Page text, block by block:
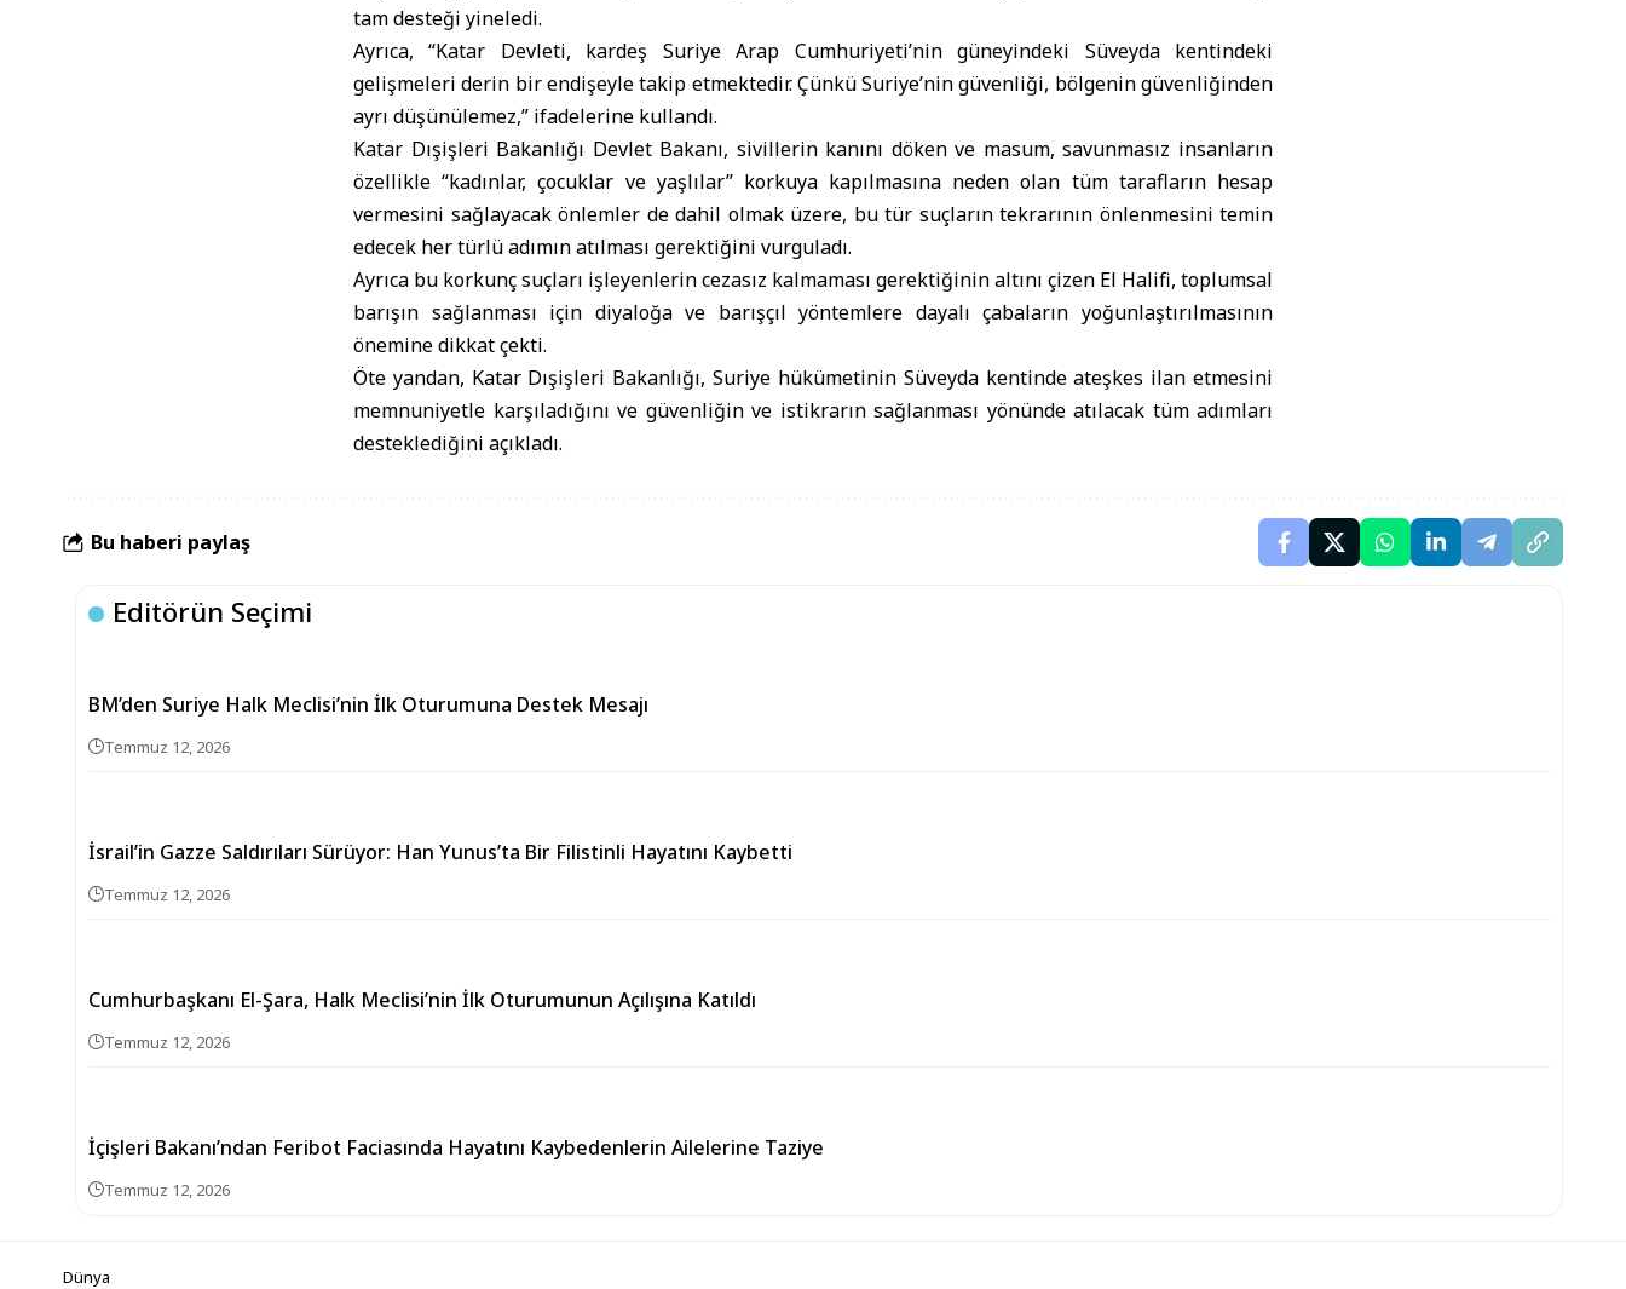
tam desteği yineledi.
Ayrıca, “Katar Devleti, kardeş Suriye Arap Cumhuriyeti’nin güneyindeki Süveyda kentindeki
gelişmeleri derin bir endişeyle takip etmektedir. Çünkü Suriye’nin güvenliği, bölgenin güvenliğinden
ayrı düşünülemez,” ifadelerine kullandı.
Katar Dışişleri Bakanlığı Devlet Bakanı, sivillerin kanını döken ve masum, savunmasız insanların
özellikle “kadınlar, çocuklar ve yaşlılar” korkuya kapılmasına neden olan tüm tarafların hesap
vermesini sağlayacak önlemler de dahil olmak üzere, bu tür suçların tekrarının önlenmesini temin
edecek her türlü adımın atılması gerektiğini vurguladı.
Ayrıca bu korkunç suçları işleyenlerin cezasız kalmaması gerektiğinin altını çizen El Halifi, toplumsal
barışın sağlanması için diyaloğa ve barışçıl yöntemlere dayalı çabaların yoğunlaştırılmasının
önemine dikkat çekti.
Öte yandan, Katar Dışişleri Bakanlığı, Suriye hükümetinin Süveyda kentinde ateşkes ilan etmesini
memnuniyetle karşıladığını ve güvenliğin ve istikrarın sağlanması yönünde atılacak tüm adımları
desteklediğini açıkladı.
Bu haberi paylaş
Editörün Seçimi
BM’den Suriye Halk Meclisi’nin İlk Oturumuna Destek Mesajı
Temmuz 12, 2026
İsrail’in Gazze Saldırıları Sürüyor: Han Yunus’ta Bir Filistinli Hayatını Kaybetti
Temmuz 12, 2026
Cumhurbaşkanı El-Şara, Halk Meclisi’nin İlk Oturumunun Açılışına Katıldı
Temmuz 12, 2026
İçişleri Bakanı’ndan Feribot Faciasında Hayatını Kaybedenlerin Ailelerine Taziye
Temmuz 12, 2026
Dünya